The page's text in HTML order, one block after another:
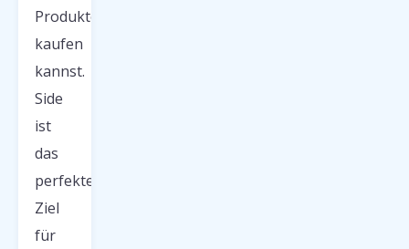
Produkte
kaufen
kannst.
Side
ist
das
perfekte
Ziel
für